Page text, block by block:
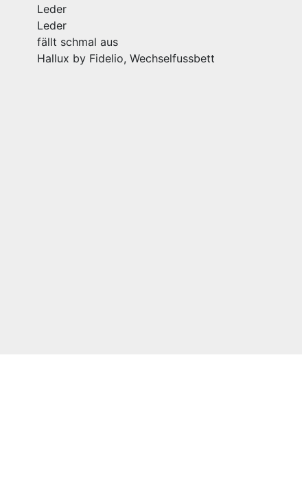
Leder
Leder
fällt schmal aus
Hallux by Fidelio, Wechselfussbett